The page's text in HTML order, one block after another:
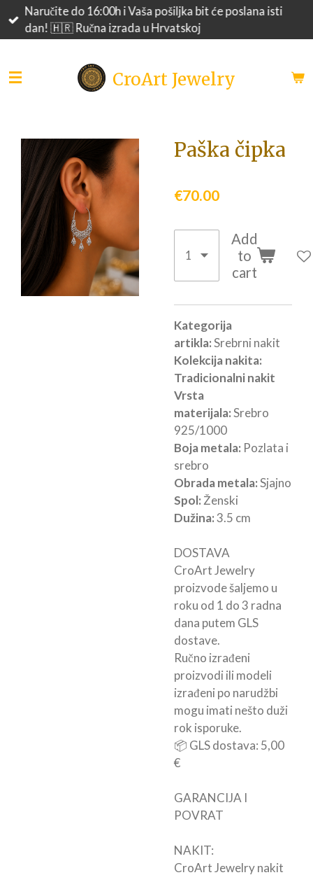
SkipNaručite do 16:00h i Vaša pošiljka bit će poslana isti
dan! 🇭🇷 Ručna izrada u Hrvatskoj
CroArt Jewelry
Paška čipka
€70.00
Add
to
cart
Kategorija
artikla:Srebrni nakit
Kolekcija nakita:
Tradicionalni nakit
Vrsta
materijala:Srebro
925/1000
Boja metala: Pozlata i
srebro
Obrada metala:Sjajno
Spol: Ženski
Dužina:3.5 cm
DOSTAVA
CroArt Jewelry
proizvode šaljemo u
roku od 1 do 3 radna
dana putem GLS
dostave.
Ručno izrađeni
proizvodi ili modeli
izrađeni po narudžbi
mogu imati nešto duži
rok isporuke.
📦 GLS dostava: 5,00
€
GARANCIJA I
POVRAT
NAKIT:
CroArt Jewelry nakit